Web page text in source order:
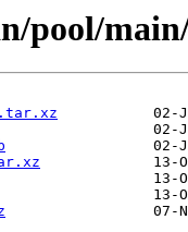
pool/